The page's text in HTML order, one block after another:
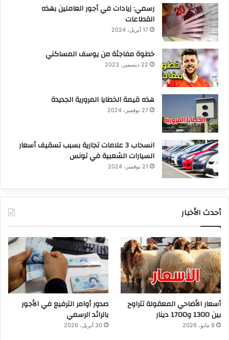
رسمي: زيادات في أجور العاملين بهذه
القطاعات
17 أبريل، 2024
خطوة مفاجئة من يوسف المساكني
22 ديسمبر، 2023
هذه قيمة الخطايا المرورية الجديدة
27 نوفمبر، 2024
انسحاب 3 علامات تجارية بسبب تسقيف أسعار
السيارات الشعبية في تونس
21 نوفمبر، 2024
أحدث الأخبار
أسعار الأضاحي المعقولة تتراوح
بين 1300 و1700 دينار
9 مايو، 2026
صدور أوامر الترفيع في الأجور
بالرائد الرسمي
30 أبريل، 2026